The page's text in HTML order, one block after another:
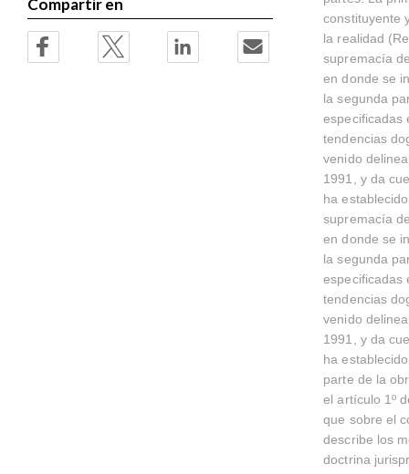
constituyente
la realidad
supremacía
en donde se
la segunda
especificadas
tendencias
venido
1991, y da
ha
supremacía
en donde se
la segunda
especificadas
tendencias
venido
1991, y da
ha
parte de la
el artículo 1º
que sobre el
describe los
doctrina
Compartir en